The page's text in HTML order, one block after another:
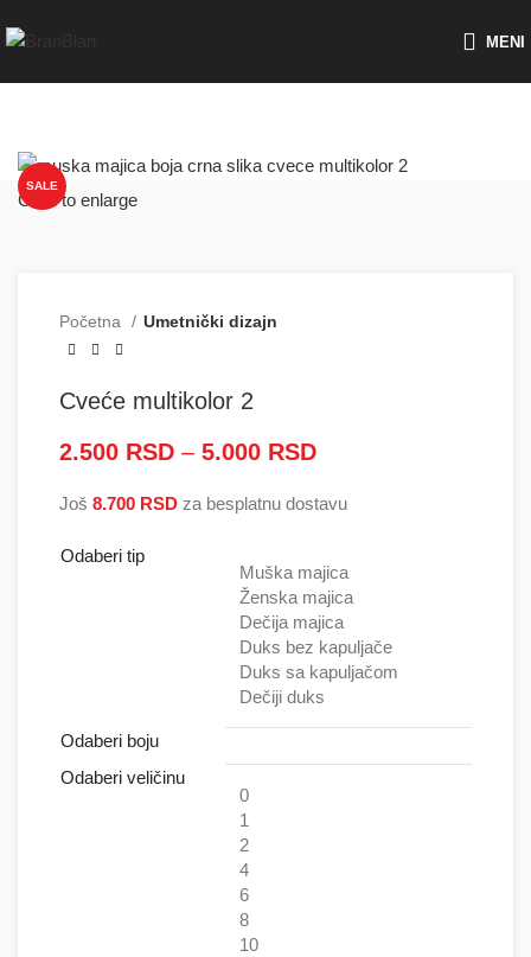
MENI
SALE
Click to enlarge
Početna Umetnički dizajn
Cveće multikolor 2
2.500 RSD – 5.000 RSD
5.000 RSD
Još 8.700 RSD za besplatnu dostavu
Odaberi tip
Muška majica
Ženska majica
Dečija majica
Duks bez kapuljače
Duks sa kapuljačom
Dečiji duks
Odaberi boju
Odaberi veličinu
0
1
2
4
6
8
10
Besplatna dostava za porudžbine preko